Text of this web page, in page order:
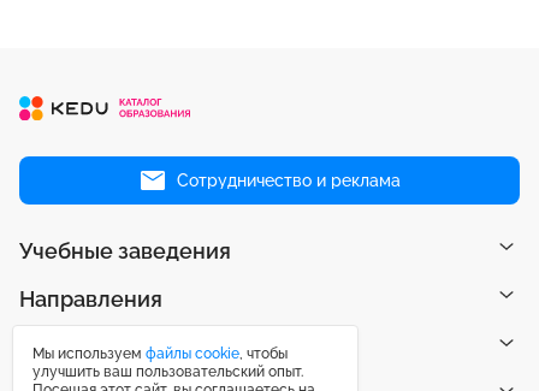
Сотрудничество и реклама
Учебные заведения
Направления
Рейтинги
Мы используем файлы cookie, чтобы
улучшить ваш пользовательский опыт.